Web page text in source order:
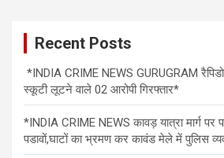
Recent Posts
*INDIA CRIME NEWS GURUGRAM
स्कूटी लूटने वाले 02 आरोपी गिरफ्तार*
*INDIA CRIME NEWS कावड़ यात्रा मार्ग पर
पडावों,घाटों का भ्रमण कर कावंड मेले में पुलिस